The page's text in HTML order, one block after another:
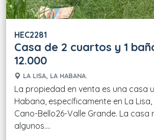
HEC2281
Casa de 2 cuartos y 1
12.000
LA LISA, LA HABANA.
La propiedad en venta es una casa
Habana, específicamente en La
Cano-Bello26-Valle Grande. La casa
algunos....